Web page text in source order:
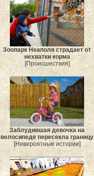
Зоопарк Неаполя страдает от
нехватки корма
[Происшествия]
Заблудившая девочка на
велосипеде пересекла границу
[Невероятные истории]